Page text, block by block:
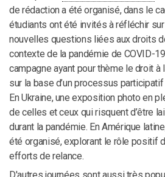
de rédaction a été organisé, dans le
étudiants ont été invités à réfléchir
nouvelles questions liées aux droits
contexte de la pandémie de COVID-
campagne ayant pour thème le droit à
sur la base d’un processus
En Ukraine, une exposition photo en
de celles et ceux qui risquent d’être
durant la pandémie. En Amérique
été organisé, explorant le rôle positif
efforts de relance.